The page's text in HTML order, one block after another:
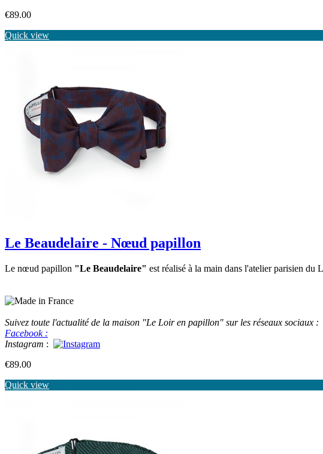
Price
€89.00
Quick view
Le Beaudelaire - Nœud papillon
Le nœud papillon "Le Beaudelaire" est réalisé à la main dans l'atelier parisien du
Suivez toute l'actualité de la maison "Le Loir en papillon" sur les réseaux sociaux :
Facebook :
Instagram :
Price
€89.00
Quick view